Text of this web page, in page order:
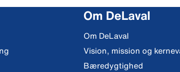
Om DeLaval
Om DeLaval
Vision, mission og
Bæredygtighed